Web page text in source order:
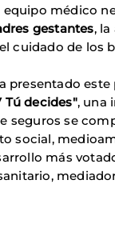
médico
gestantes,
cuidado de los
presentado este
Tú decides", una
seguros se
social,
más